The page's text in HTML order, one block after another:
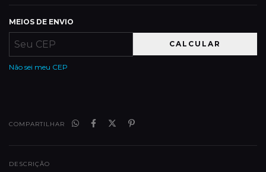
MEIOS DE ENVIO
CALCULAR
Não sei meu CEP
COMPARTILHAR
DESCRIÇÃO